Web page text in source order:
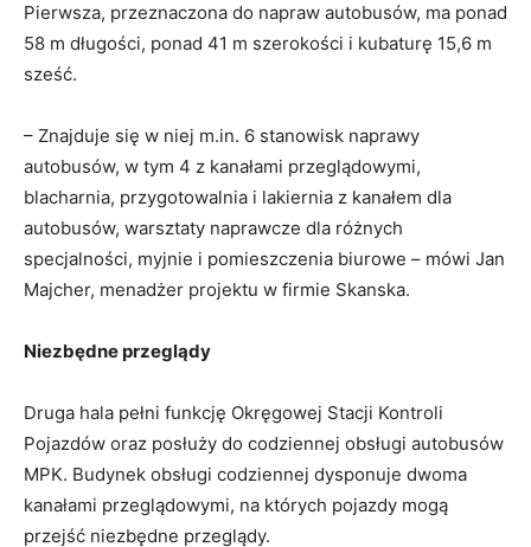
Pierwsza, przeznaczona do napraw autobusów, ma ponad
58 m długości, ponad 41 m szerokości i kubaturę 15,6 m
sześć.
– Znajduje się w niej m.in. 6 stanowisk naprawy
autobusów, w tym 4 z kanałami przeglądowymi,
blacharnia, przygotowalnia i lakiernia z kanałem dla
autobusów, warsztaty naprawcze dla różnych
specjalności, myjnie i pomieszczenia biurowe – mówi Jan
Majcher, menadżer projektu w firmie Skanska.
Niezbędne przeglądy
Druga hala pełni funkcję Okręgowej Stacji Kontroli
Pojazdów oraz posłuży do codziennej obsługi autobusów
MPK. Budynek obsługi codziennej dysponuje dwoma
kanałami przeglądowymi, na których pojazdy mogą
przejść niezbędne przeglądy.